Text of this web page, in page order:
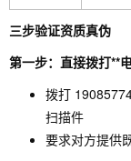
三步验证资质真伪
第一步：直接拨打**
拨打
扫描件
要求对方提供